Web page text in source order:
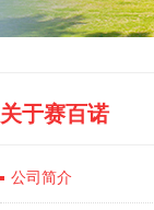
关于赛百诺
公司简介